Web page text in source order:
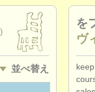
並べ替え
を
ヴ